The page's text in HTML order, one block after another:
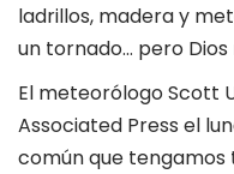
ladrillos, madera y
un tornado… pero Dios
El meteorólogo Scott
Associated Press el
común que